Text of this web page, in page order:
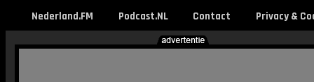
Nederland.FM Podcast.NL Contact Privacy &